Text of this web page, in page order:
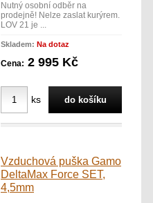
Nutný osobní odběr na
prodejně! Nelze zaslat kurýrem.
LOV 21 je ...
Skladem: Na dotaz
Cena: 2 995 Kč
ks
Vzduchová puška Gamo
DeltaMax Force SET,
4,5mm